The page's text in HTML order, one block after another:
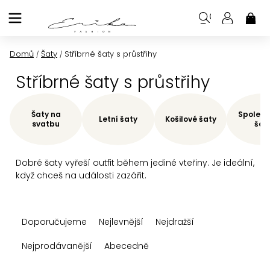
na
Domů / Šaty / Stříbrné šaty s průstřihy
Stříbrné šaty s průstřihy
Dobré šaty vyřeší outfit během jediné vteřiny. Je ideální,
když chceš na události zazářit.
Šaty na
svatbu
Letní šaty Košilové šaty
aDoporučujeme Nejlevnější
Nejdražší
Nejprodávanější
Abecedně